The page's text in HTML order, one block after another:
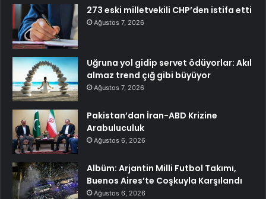
273 eski milletvekili CHP’den istifa etti
Ağustos 7, 2026
Uğruna yol gidip servet ödüyorlar: Akıl
almaz trend çığ gibi büyüyor
Ağustos 7, 2026
Pakistan’dan İran-ABD Krizine
Arabuluculuk
Ağustos 6, 2026
Albüm: Arjantin Milli Futbol Takımı,
Buenos Aires’te Coşkuyla Karşılandı
Ağustos 6, 2026